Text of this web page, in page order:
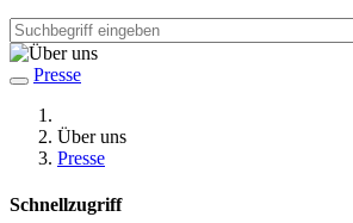
Presse
Über uns
Presse
Schnellzugriff